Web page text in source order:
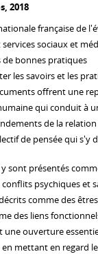
2018
française de
sociaux et
de bonnes pratiques
les savoirs et les
offrent une
qui conduit à
de la
de pensée qui s'y
sont présentés
conflits psychiques et
comme des
des liens
ouverture
mettant en regard